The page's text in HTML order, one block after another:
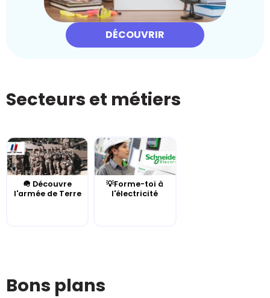
DÉCOUVRIR
Secteurs et métiers
🪖 Découvre
l'armée de Terre
💡Forme-toi à
l'électricité
Bons plans